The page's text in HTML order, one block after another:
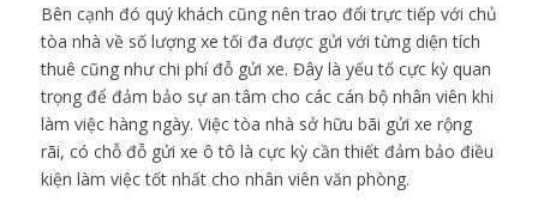
Bên cạnh đó quý khách cũng nên trao đổi trực tiếp với chủ
tòa nhà về số lượng xe tối đa được gửi với từng diện tích
thuê cũng như chi phí đỗ gửi xe. Đây là yếu tố cực kỳ quan
trọng để đảm bảo sự an tâm cho các cán bộ nhân viên khi
làm việc hàng ngày. Việc tòa nhà sở hữu bãi gửi xe rộng
rãi, có chỗ đỗ gửi xe ô tô là cực kỳ cần thiết đảm bảo điều
kiện làm việc tốt nhất cho nhân viên văn phòng.